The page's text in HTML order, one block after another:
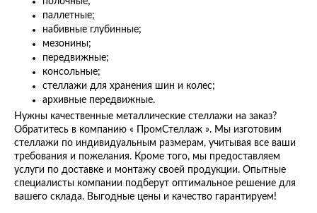
паллетные;
набивные глубинные;
мезонины;
передвижные;
консольные;
стеллажи для хранения шин и колес;
архивные передвижные.
Нужны качественные металлические стеллажи на заказ?
Обратитесь в компанию « ПромСтеллаж ». Мы изготовим
стеллажи по индивидуальным размерам, учитывая все ваши
требования и пожелания. Кроме того, мы предоставляем
услуги по доставке и монтажу своей продукции. Опытные
специалисты компании подберут оптимальное решение для
вашего склада. Выгодные цены и качество гарантируем!